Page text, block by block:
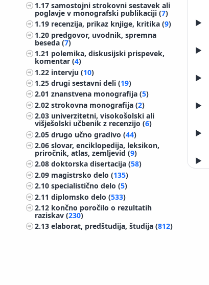
1.17samostojni strokovni sestavek ali
poglavje v monografski publikaciji (7)
1.19 recenzija, prikaz knjige, kritika (9)
1.20 predgovor, uvodnik, spremna
beseda (7)
1.21 polemika, diskusijski prispevek,
komentar (4)
1.22 intervju (10)
1.25drugi sestavni deli (19)
2.01znanstvena monografija (5)
2.02strokovna monografija (2)
2.03 univerzitetni, visokošolski ali
višješolski učbenik z recenzijo (6)
2.05drugo učno gradivo (44)
2.06slovar, enciklopedija, leksikon,
priročnik, atlas, zemljevid (9)
2.08doktorska disertacija (58)
2.09 magistrsko delo (135)
2.10specialistično delo (5)
2.11diplomsko delo (533)
2.12 končno poročilo o rezultatih
raziskav (230)
2.13elaborat, predštudija, študija (812)